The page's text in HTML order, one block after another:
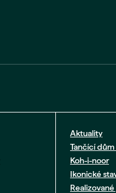
Aktuality
Tančící
Koh-i-noor
Ikonické